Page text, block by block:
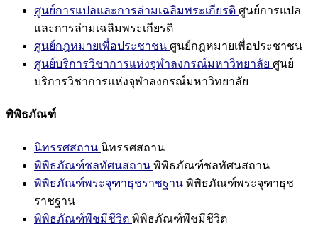
ศูนย์การแปลและการล่ามเฉลิมพระเกียรติ ศูนย์การแปล
และการล่ามเฉลิมพระเกียรติ
ศูนย์กฎหมายเพื่อประชาชน ศูนย์กฎหมายเพื่อประชาชน
ศูนย์บริการวิชาการแห่งจุฬาลงกรณ์มหาวิทยาลัย ศูนย์
บริการวิชาการแห่งจุฬาลงกรณ์มหาวิทยาลัย
พิพิธภัณฑ์
นิทรรศสถาน นิทรรศสถาน
พิพิธภัณฑ์ชลทัศนสถาน พิพิธภัณฑ์ชลทัศนสถาน
พิพิธภัณฑ์พระจุฑาธุชราชฐาน พิพิธภัณฑ์พระจุฑาธุช
ราชฐาน
พิพิธภัณฑ์พืชมีชีวิต พิพิธภัณฑ์พืชมีชีวิต